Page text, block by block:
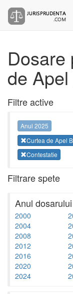
Dosare
de
Filtre active
Anul 2025
Curtea de Apel
Contestatie
Filtrare spete
Anul dosarului
2000
2004
2008
2012
2016
2020
2024